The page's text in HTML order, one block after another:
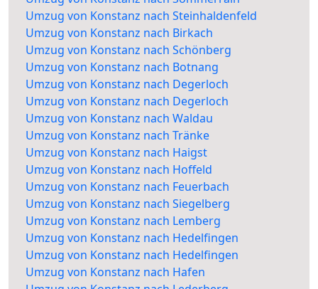
Umzug von Konstanz nach Steinhaldenfeld
Umzug von Konstanz nach Birkach
Umzug von Konstanz nach Schönberg
Umzug von Konstanz nach Botnang
Umzug von Konstanz nach Degerloch
Umzug von Konstanz nach Degerloch
Umzug von Konstanz nach Waldau
Umzug von Konstanz nach Tränke
Umzug von Konstanz nach Haigst
Umzug von Konstanz nach Hoffeld
Umzug von Konstanz nach Feuerbach
Umzug von Konstanz nach Siegelberg
Umzug von Konstanz nach Lemberg
Umzug von Konstanz nach Hedelfingen
Umzug von Konstanz nach Hedelfingen
Umzug von Konstanz nach Hafen